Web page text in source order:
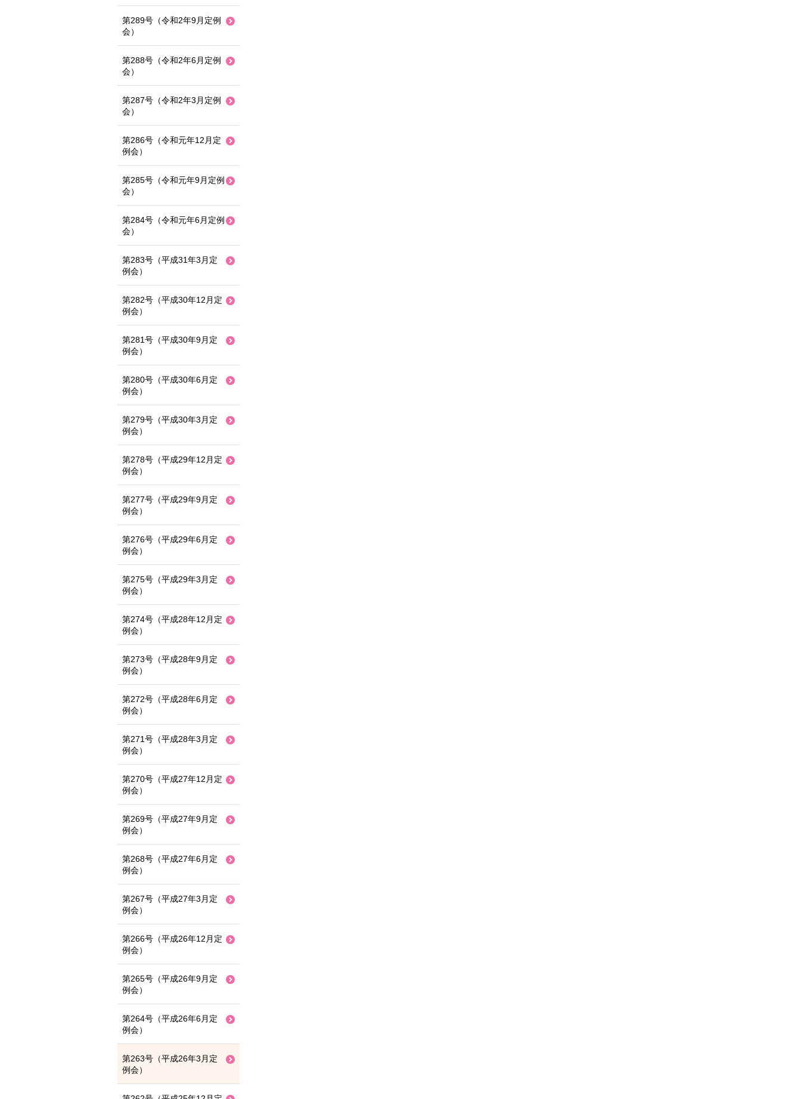
第289号（令和2年9月定例
会）
第288号（令和2年6月定例
会）
第287号（令和2年3月定例
会）
第286号（令和元年12月定
例会）
第285号（令和元年9月定例
会）
第284号（令和元年6月定例
会）
第283号（平成31年3月定
例会）
第282号（平成30年12月定
例会）
第281号（平成30年9月定
例会）
第280号（平成30年6月定
例会）
第279号（平成30年3月定
例会）
第278号（平成29年12月定
例会）
第277号（平成29年9月定
例会）
第276号（平成29年6月定
例会）
第275号（平成29年3月定
例会）
第274号（平成28年12月定
例会）
第273号（平成28年9月定
例会）
第272号（平成28年6月定
例会）
第271号（平成28年3月定
例会）
第270号（平成27年12月定
例会）
第269号（平成27年9月定
例会）
第268号（平成27年6月定
例会）
第267号（平成27年3月定
例会）
第266号（平成26年12月定
例会）
第265号（平成26年9月定
例会）
第264号（平成26年6月定
例会）
第263号（平成26年3月定
例会）